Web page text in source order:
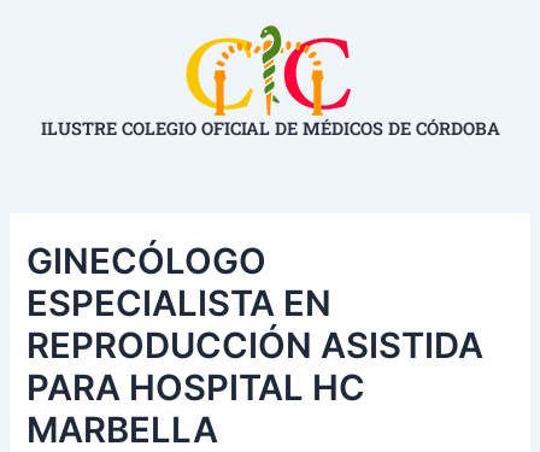
ILUSTRE COLEGIO OFICIAL DE MÉDICOS DE CÓRDOBA
GINECÓLOGO
ESPECIALISTA EN
REPRODUCCIÓN ASISTIDA
PARA HOSPITAL HC
MARBELLA